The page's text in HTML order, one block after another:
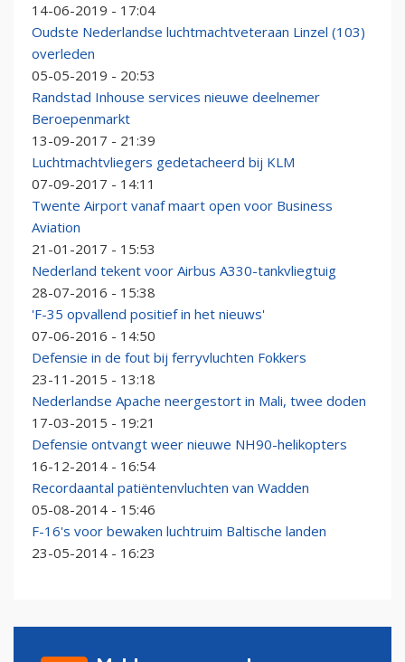
14-06-2019 - 17:04
Oudste Nederlandse luchtmachtveteraan Linzel (103)
overleden
05-05-2019 - 20:53
Randstad Inhouse services nieuwe deelnemer
Beroepenmarkt
13-09-2017 - 21:39
Luchtmachtvliegers gedetacheerd bij KLM
07-09-2017 - 14:11
Twente Airport vanaf maart open voor Business
Aviation
21-01-2017 - 15:53
Nederland tekent voor Airbus A330-tankvliegtuig
28-07-2016 - 15:38
'F-35 opvallend positief in het nieuws'
07-06-2016 - 14:50
Defensie in de fout bij ferryvluchten Fokkers
23-11-2015 - 13:18
Nederlandse Apache neergestort in Mali, twee doden
17-03-2015 - 19:21
Defensie ontvangt weer nieuwe NH90-helikopters
16-12-2014 - 16:54
Recordaantal patiëntenvluchten van Wadden
05-08-2014 - 15:46
F-16's voor bewaken luchtruim Baltische landen
23-05-2014 - 16:23